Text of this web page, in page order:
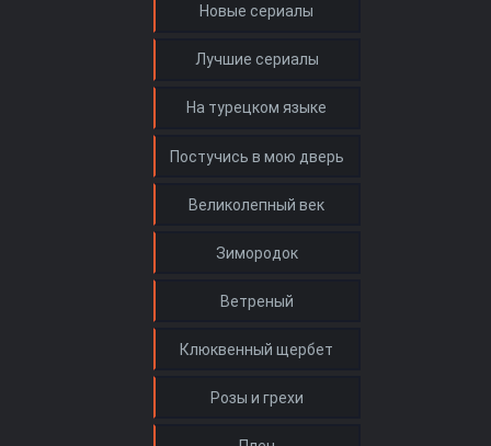
Новые сериалы
Лучшие сериалы
На турецком языке